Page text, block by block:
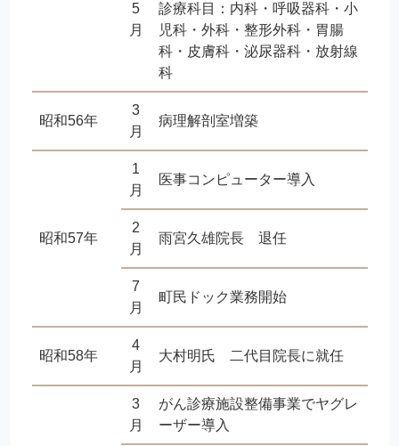
5
月
診療科目：内科・呼吸器科・小
児科・外科・整形外科・胃腸
科・皮膚科・泌尿器科・放射線
科
昭和56年
3
月
病理解剖室増築
昭和57年
1
月
医事コンピューター導入
2
月
雨宮久雄院長 退任
7
月
町民ドック業務開始
昭和58年
4
月
大村明氏 二代目院長に就任
3
月
がん診療施設整備事業でヤグレ
ーザー導入